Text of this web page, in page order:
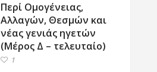
Περί Ομογένειας,
Αλλαγών, Θεσμών και
νέας γενιάς ηγετών
(Μέρος Δ – τελευταίο)
1